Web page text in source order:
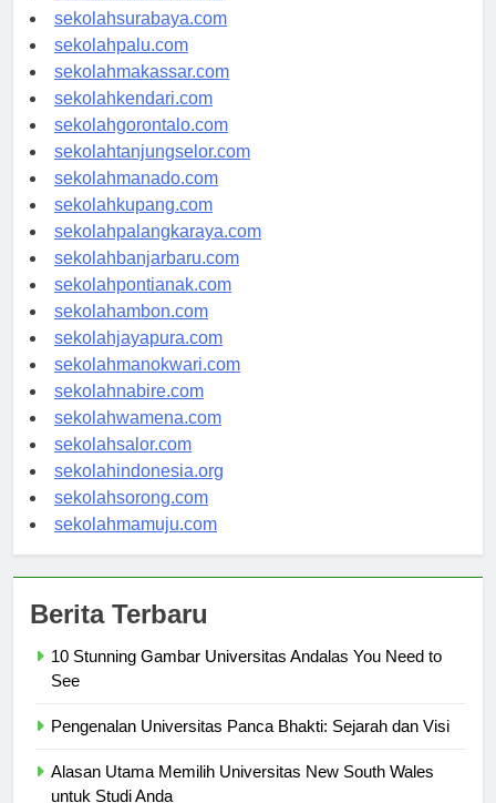
sekolahmataram.com
sekolahsurabaya.com
sekolahpalu.com
sekolahmakassar.com
sekolahkendari.com
sekolahgorontalo.com
sekolahtanjungselor.com
sekolahmanado.com
sekolahkupang.com
sekolahpalangkaraya.com
sekolahbanjarbaru.com
sekolahpontianak.com
sekolahambon.com
sekolahjayapura.com
sekolahmanokwari.com
sekolahnabire.com
sekolahwamena.com
sekolahsalor.com
sekolahindonesia.org
sekolahsorong.com
10 Stunning Gambar Universitas Andalas You Need to
Alasan Utama Memilih Universitas New South Wales